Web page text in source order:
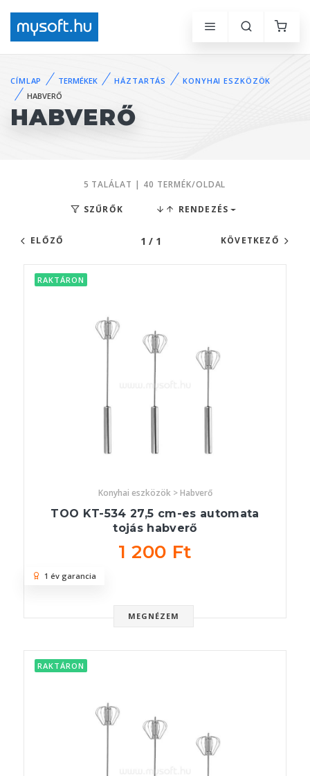
CÍMLAP TERMÉKEK HÁZTARTÁS
KONYHAI ESZKÖZÖK
HABVERŐ
HABVERŐ
5 TALÁLAT | 40 TERMÉK/OLDAL
SZŰRŐK RENDEZÉS
ELŐZŐ 1 / 1 KÖVETKEZŐ
RAKTÁRON
Konyhai eszközök > Habverő
TOO KT-534 27,5 cm-es automata
tojás habverő
1 200 Ft
MEGNÉZEM
1 év garancia
RAKTÁRON